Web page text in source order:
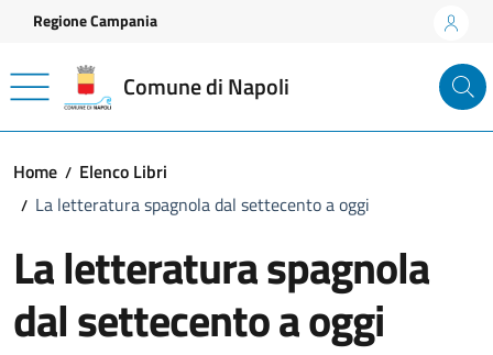
Vai ai contenuti
Vai al footer
Regione Campania
Comune di Napoli
Home
Elenco Libri
La letteratura spagnola dal settecento a oggi
La letteratura spagnola
dal settecento a oggi